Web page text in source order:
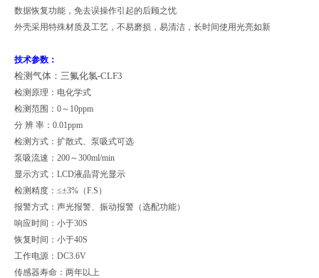
数据恢复功能，免去误操作引起的后顾之忧
外壳采用特殊材质及工艺，不易磨损，易清洁，长时间使用光亮如新
技术参数：
检测气体：三氟化氯-CLF3
检测原理：电化学式
检测范围：0～10ppm
分 辨 率：0.01ppm
检测方式：扩散式、泵吸式可选
泵吸流速：200～300ml/min
显示方式：LCD液晶背光显示
检测精度：≤±3%（F.S）
报警方式：声光报警、振动报警（选配功能）
响应时间：小于30S
恢复时间：小于40S
工作电源：DC3.6V
传感器寿命：两年以上